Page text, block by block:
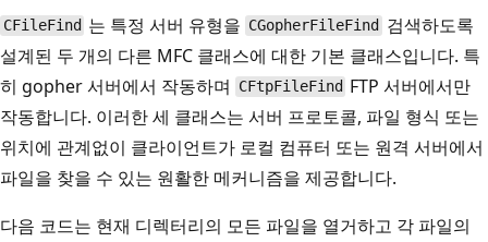
CFileFind 는 특정 서버 유형을 CGopherFileFind
검색하도록
설계된 두 개의 다른 MFC 클래스에 대한 기본 클래스입니다. 특
히 gopher 서버에서 작동하며
CFtpFileFind FTP 서버에서만
작동합니다. 이러한 세 클래스는 서버 프로토콜, 파일 형식 또는
위치에 관계없이 클라이언트가 로컬 컴퓨터 또는 원격 서버에서
파일을 찾을 수 있는 원활한 메커니즘을 제공합니다.
다음 코드는 현재 디렉터리의 모든 파일을 열거하고 각 파일의